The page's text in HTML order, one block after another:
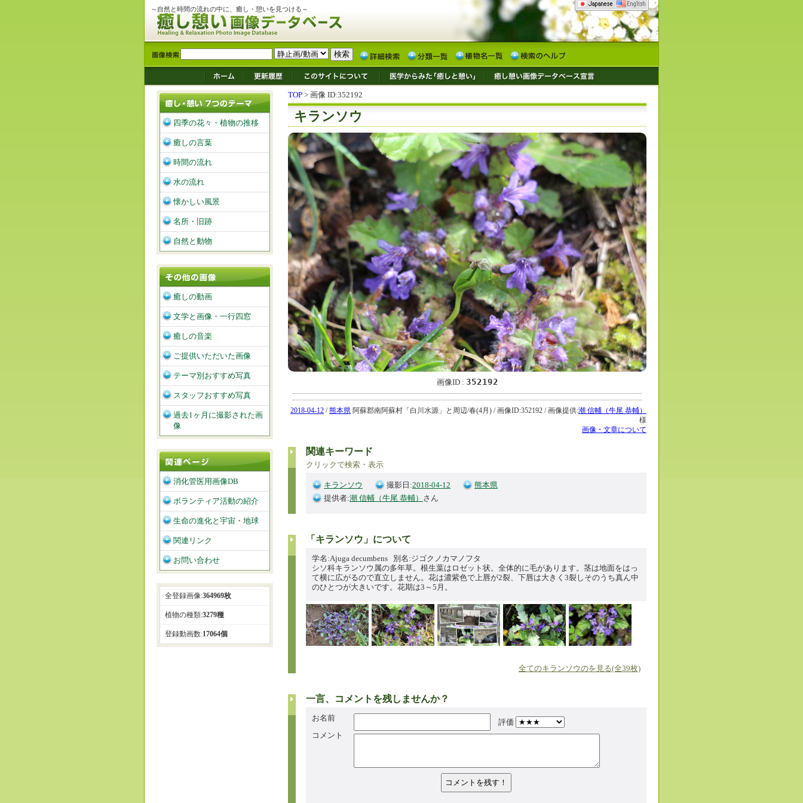
～自然と時間の流れの中に、癒し・憩いを見つける～
TOP > 画像 ID:352192
キランソウ
画像ID : 352192
2018-04-12 /熊本県 阿蘇郡南阿蘇村「白川水源」と周辺/春(4月) / 画像ID:352192 / 画像提供:潮 信輔（牛尾 恭輔）
様
画像・文章について
関連キーワード
クリックで検索・表示
キランソウ 撮影日:2018-04-12
熊本県
提供者:潮 信輔（牛尾 恭輔） さん
「キランソウ」について
学名:Ajuga decumbens 別名:ジゴクノカマノフタ
シソ科キランソウ属の多年草。根生葉はロゼット状。全体的に毛があります。茎は地面をはっ
て横に広がるので直立しません。花は濃紫色で上唇が2裂、下唇は大きく3裂しそのうち真ん中
のひとつが大きいです。花期は3～5月。
全てのキランソウのを見る(全39枚)
一言、コメントを残しませんか？
お名前
評価
コメント
四季の花々・植物の推移
癒しの言葉
時間の流れ
水の流れ
懐かしい風景
名所・旧跡
自然と動物
癒しの動画
文学と画像・一行四窓
癒しの音楽
ご提供いただいた画像
テーマ別おすすめ写真
スタッフおすすめ写真
過去1ヶ月に撮影された画
像
消化管医用画像DB
ボランティア活動の紹介
生命の進化と宇宙・地球
関連リンク
お問い合わせ
全登録画像:364969枚
植物の種類:3279種
登録動画数:17064個